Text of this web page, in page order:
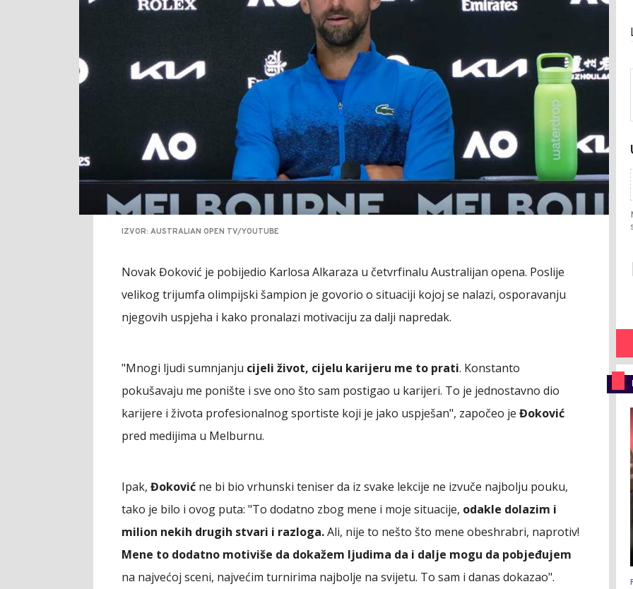
IZVOR: AUSTRALIAN OPEN TV/YOUTUBE
Novak Đoković je pobijedio Karlosa Alkaraza u četvrfinalu Australijan opena. Poslije
velikog trijumfa olimpijski šampion je govorio o situaciji kojoj se nalazi, osporavanju
njegovih uspjeha i kako pronalazi motivaciju za dalji napredak.
"Mnogi ljudi sumnjanju cijeli život, cijelu karijeru me to prati. Konstanto
pokušavaju me ponište i sve ono što sam postigao u karijeri. To je jednostavno dio
karijere i života profesionalnog sportiste koji je jako uspješan", započeo je Đoković
pred medijima u Melburnu.
Ipak, Đoković ne bi bio vrhunski teniser da iz svake lekcije ne izvuče najbolju pouku,
tako je bilo i ovog puta: "To dodatno zbog mene i moje situacije, odakle dolazim i
milion nekih drugih stvari i razloga.Ali, nije to nešto što mene obeshrabri, naprotiv!
Mene to dodatno motiviše da dokažem ljudima da i dalje mogu da pobjeđujem
na najvećoj sceni, najvećim turnirima najbolje na svijetu. To sam i danas dokazao".